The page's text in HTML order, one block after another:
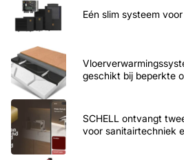
Eén slim systeem
geschikt bij beperkte
SCHELL ontvangt
voor sanitairtechniek